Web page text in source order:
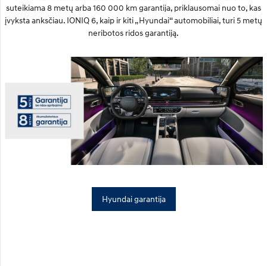
suteikiama 8 metų arba 160 000 km garantija, priklausomai nuo to, kas
įvyksta anksčiau. IONIQ 6, kaip ir kiti „Hyundai“ automobiliai, turi 5 metų
neribotos ridos garantiją.
Hyundai garantija